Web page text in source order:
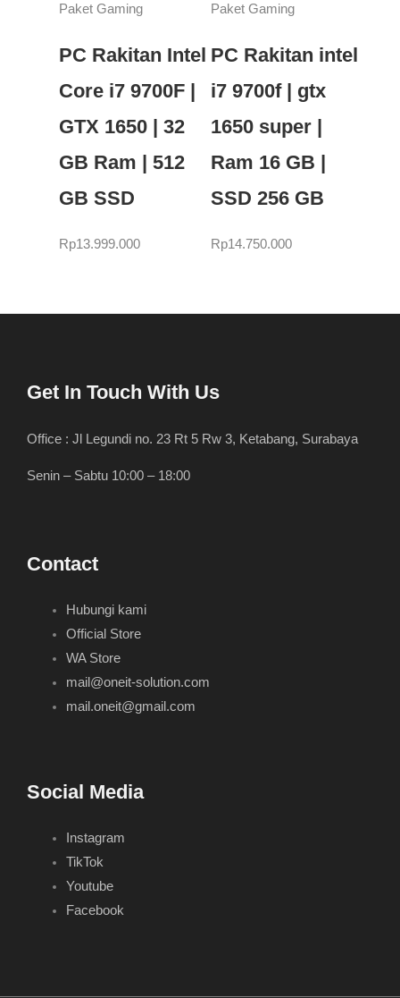
Paket Gaming
PC Rakitan Intel
Core i7 9700F |
GTX 1650 | 32
GB Ram | 512
GB SSD
Rp13.999.000
Paket Gaming
PC Rakitan intel
i7 9700f | gtx
1650 super |
Ram 16 GB |
SSD 256 GB
Rp14.750.000
Get In Touch With Us
Office : Jl Legundi no. 23 Rt 5 Rw 3, Ketabang, Surabaya
Senin – Sabtu 10:00 – 18:00
Contact
Hubungi kami
Official Store
WA Store
mail@oneit-solution.com
mail.oneit@gmail.com
Social Media
Instagram
TikTok
Youtube
Facebook